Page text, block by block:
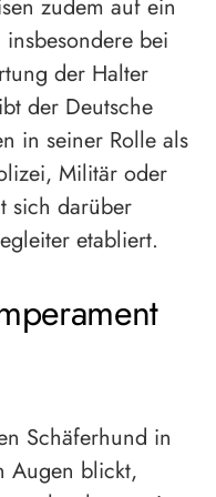
zudem auf ein
bei
der Halter
der Deutsche
in seiner Rolle als
Militär oder
sich darüber
etabliert.
Schäferhund in
Augen blickt,